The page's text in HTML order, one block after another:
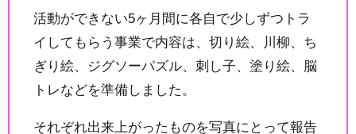
活動ができない5ヶ月間に各自で少しずつトラ
イしてもらう事業で内容は、切り絵、川柳、ち
ぎり絵、ジグソーパズル、刺し子、塗り絵、脳
トレなどを準備しました。
それぞれ出来上がったものを写真にとって報告